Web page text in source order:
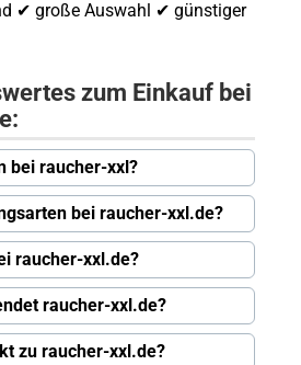
✔ große Auswahl ✔ günstiger
zum Einkauf bei
bei raucher-xxl?
bei raucher-xxl.de?
raucher-xxl.de?
raucher-xxl.de?
zu raucher-xxl.de?